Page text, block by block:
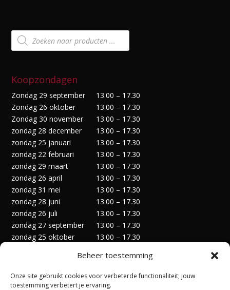
Beheer toestemming
Onze site gebruikt cookies voor verbeterde functionaliteit; jouw
toestemming verbetert je ervaring.
Producten
zoeken
Koopzondagen
Zondag 29 september
13.00 – 17.30
Zondag 26 oktober
13.00 – 17.30
Zondag 30 november
13.00 – 17.30
zondag 28 december
13.00 – 17.30
zondag 25 januari
13.00 – 17.30
zondag 22 februari
13.00 – 17.30
zondag 29 maart
13.00 – 17.30
zondag 26 april
13.00 – 17.30
zondag 31 mei
13.00 – 17.30
zondag 28 juni
13.00 – 17.30
zondag 26 juli
13.00 – 17.30
zondag 27 september
13.00 – 17.30
zondag 25 oktober
13.00 – 17.30
zondag 27 december
13.00 – 17.30